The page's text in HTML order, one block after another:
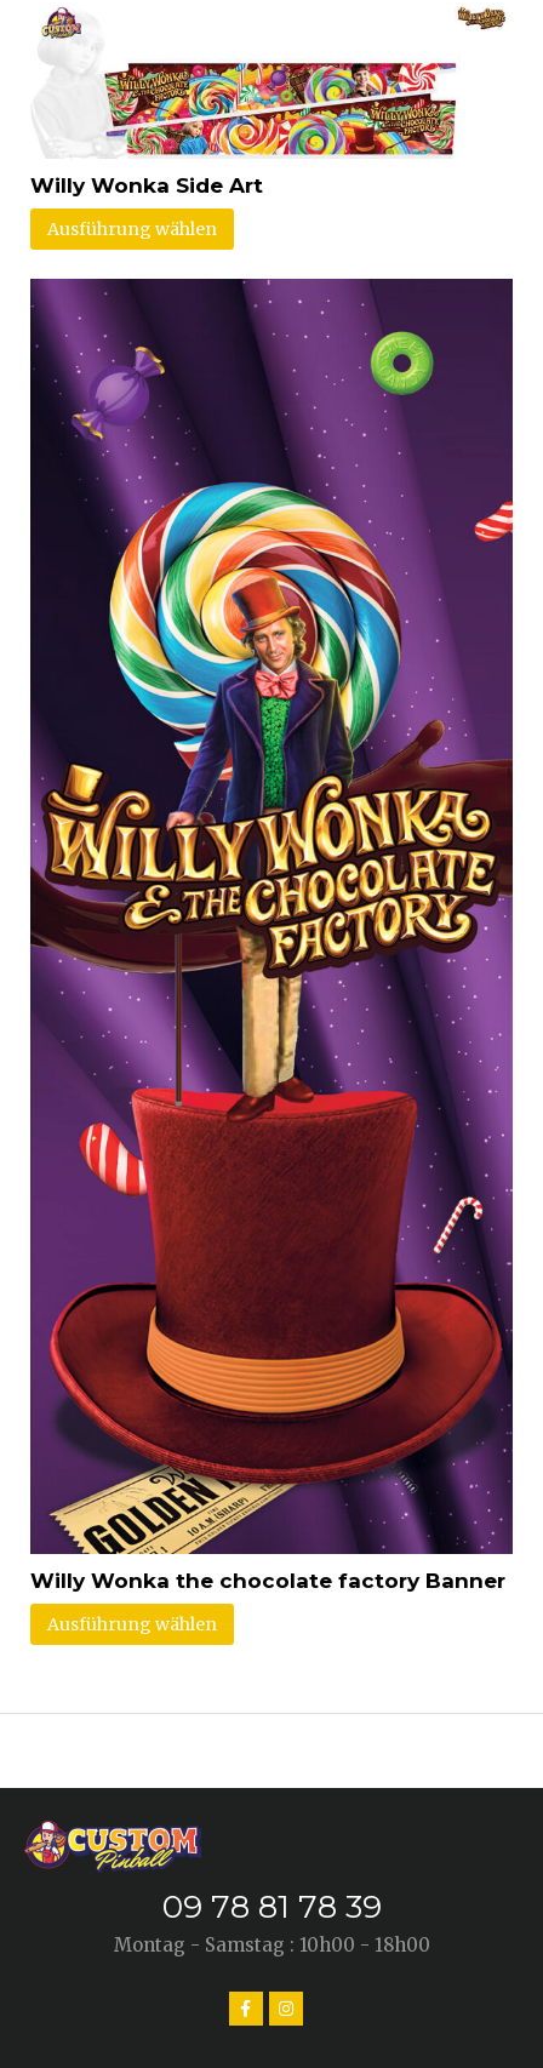
Willy Wonka Side Art
Ausführung wählen
Willy Wonka the chocolate factory Banner
Ausführung wählen
09 78 81 78 39
Montag - Samstag : 10h00 - 18h00